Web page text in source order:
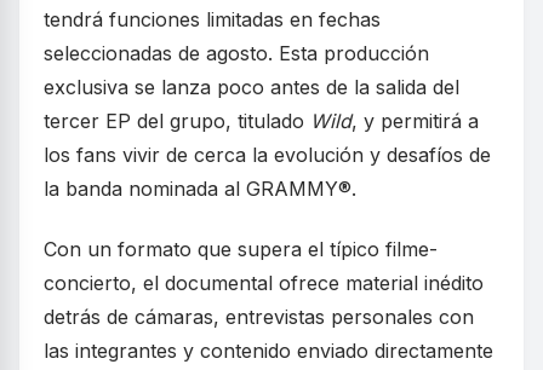
tendrá funciones limitadas en fechas
seleccionadas de agosto. Esta producción
exclusiva se lanza poco antes de la salida del
tercer EP del grupo, titulado Wild, y permitirá a
los fans vivir de cerca la evolución y desafíos de
la banda nominada al GRAMMY®.
Con un formato que supera el típico filme-
concierto, el documental ofrece material inédito
detrás de cámaras, entrevistas personales con
las integrantes y contenido enviado directamente